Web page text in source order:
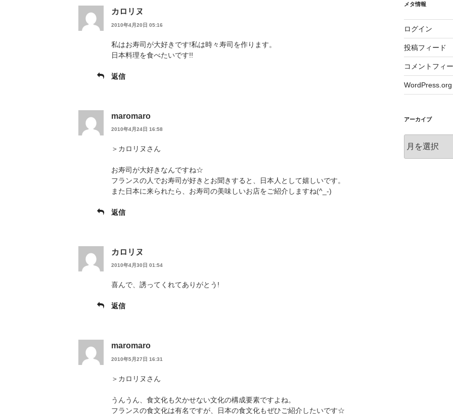
カロリヌ
2010年4月20日 05:16
私はお寿司が大好きです!私は時々寿司を作ります。
日本料理を食べたいです!!
返信
maromaro
2010年4月24日 16:58
＞カロリヌさん
お寿司が大好きなんですね☆
フランスの人でお寿司が好きとお聞きすると、日本人として嬉しいです。
また日本に来られたら、お寿司の美味しいお店をご紹介しますね(^_-)
返信
カロリヌ
2010年4月30日 01:54
喜んで、誘ってくれてありがとう!
返信
maromaro
2010年5月27日 16:31
＞カロリヌさん
うんうん、食文化も欠かせない文化の構成要素ですよね。
フランスの食文化は有名ですが、日本の食文化もぜひご紹介したいです☆
メタ情報
ログイン
投稿フィード
コメントフィ
WordPress.org
アーカイブ
ー